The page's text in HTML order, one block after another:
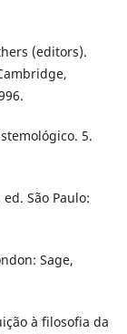
(editors).
5.
São Paulo:
Sage,
à filosofia da